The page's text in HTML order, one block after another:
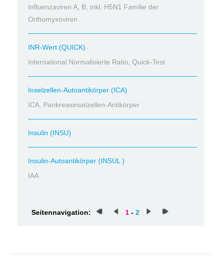
Influenzaviren A, B, inkl. H5N1 Familie der
Orthomyxoviren
INR-Wert (QUICK)
International Normalisierte Ratio, Quick-Test
Inselzellen-Autoantikörper (ICA)
ICA, Pankreasinselzellen-Antikörper
Insulin (INSU)
Insulin-Autoantikörper (INSUL )
IAA
Seitennavigation: 1 - 2